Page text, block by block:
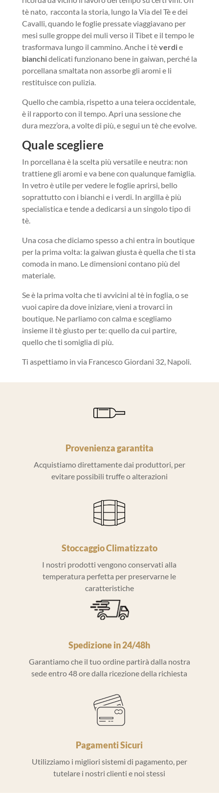
tè nato, racconta la storia, lungo la Via del Tè e dei
Cavalli, quando le foglie pressate viaggiavano per
mesi sulle groppe dei muli verso il Tibet e il tempo le
trasformava lungo il cammino. Anche i tèverdie
bianchidelicati funzionano bene in gaiwan, perché la
porcellana smaltata non assorbe gli aromi e li
restituisce con pulizia.
Quello che cambia, rispetto a una teiera occidentale,
è il rapporto con il tempo. Apri una sessione che
dura mezz’ora, a volte di più, e segui un tè che evolve.
Quale scegliere
In porcellana è la scelta più versatile e neutra: non
trattiene gli aromi e va bene con qualunque famiglia.
In vetro è utile per vedere le foglie aprirsi, bello
soprattutto con i bianchi e i verdi. In argilla è più
specialistica e tende a dedicarsi a un singolo tipo di
tè.
Una cosa che diciamo spesso a chi entra in boutique
per la prima volta: la gaiwan giusta è quella che ti sta
comoda in mano. Le dimensioni contano più del
materiale.
Se è la prima volta che ti avvicini al tè in foglia, o se
vuoi capire da dove iniziare, vieni a trovarci in
boutique. Ne parliamo con calma e scegliamo
insieme il tè giusto per te: quello da cui partire,
quello che ti somiglia di più.
Ti aspettiamo in via Francesco Giordani 32, Napoli.
Provenienza garantita
Acquistiamo direttamente dai produttori, per
evitare possibili truffe o alterazioni
Stoccaggio Climatizzato
I nostri prodotti vengono conservati alla
temperatura perfetta per preservarne le
caratteristiche
Spedizione in 24/48h
Garantiamo che il tuo ordine partirà dalla nostra
sede entro 48 ore dalla ricezione della richiesta
Pagamenti Sicuri
Utilizziamo i migliori sistemi di pagamento, per
tutelare i nostri clienti e noi stessi